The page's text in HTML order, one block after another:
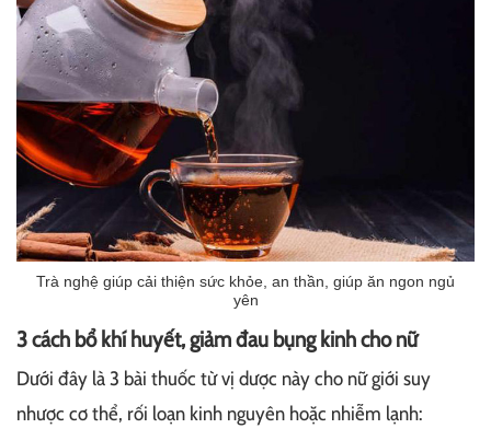
Trà nghệ giúp cải thiện sức khỏe, an thần, giúp ăn ngon ngủ
yên
3 cách bổ khí huyết, giảm đau bụng kinh cho nữ
Dưới đây là 3 bài thuốc từ vị dược này cho nữ giới suy
nhược cơ thể, rối loạn kinh nguyên hoặc nhiễm lạnh: